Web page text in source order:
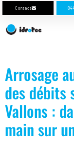
Contact
Arrosage
des débits
Vallons :
main sur